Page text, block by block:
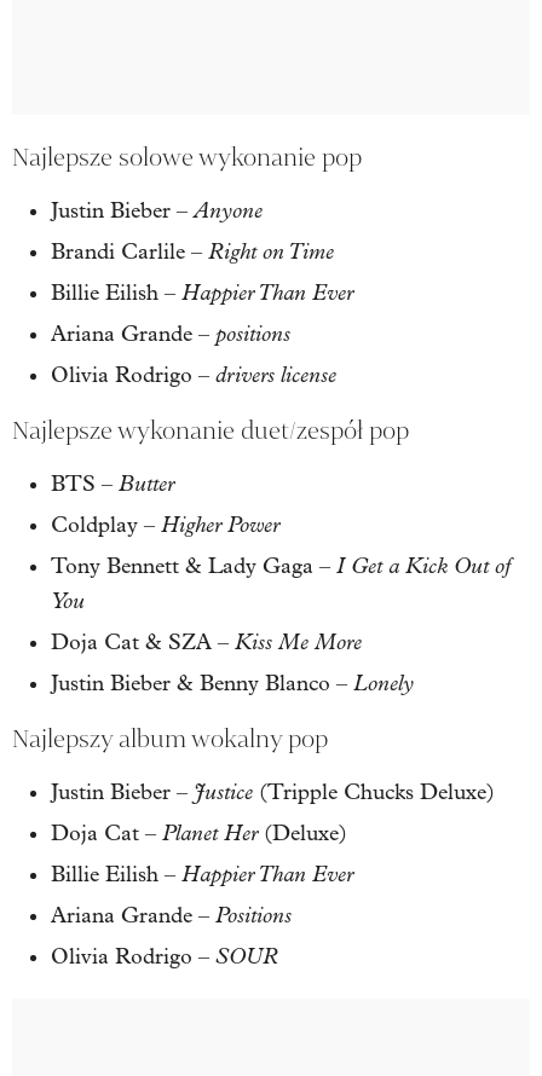
Najlepsze solowe wykonanie pop
Justin Bieber –Anyone
Brandi Carlile – Right on Time
Billie Eilish – Happier Than Ever
Ariana Grande – positions
Olivia Rodrigo – drivers license
Najlepsze wykonanie duet/zespół pop
BTS – Butter
Coldplay – Higher Power
Tony Bennett & Lady Gaga – I Get a Kick Out of
You
Doja Cat & SZA – Kiss Me More
Justin Bieber & Benny Blanco – Lonely
Najlepszy album wokalny pop
Justin Bieber – Justice (Tripple Chucks Deluxe)
Doja Cat – Planet Her (Deluxe)
Billie Eilish – Happier Than Ever
Ariana Grande – Positions
Olivia Rodrigo – SOUR